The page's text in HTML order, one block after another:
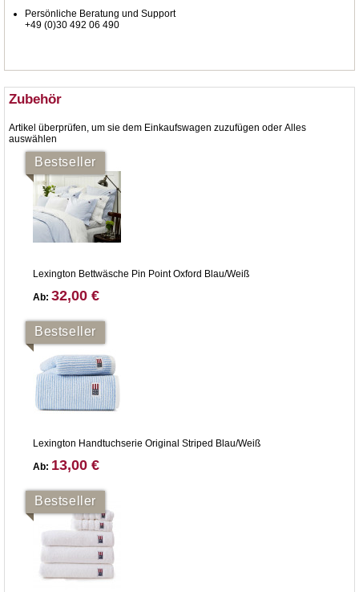
Persönliche Beratung und Support
+49 (0)30 492 06 490
Zubehör
Artikel überprüfen, um sie dem Einkaufswagen zuzufügen oder Alles
auswählen
Bestseller
Lexington Bettwäsche Pin Point Oxford Blau/Weiß
Ab: 32,00 €
Bestseller
Lexington Handtuchserie Original Striped Blau/Weiß
Ab: 13,00 €
Bestseller